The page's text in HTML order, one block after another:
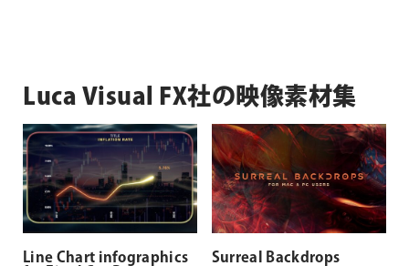
Luca Visual FX社の映像素材集
Line Chart infographics Surreal Backdrops